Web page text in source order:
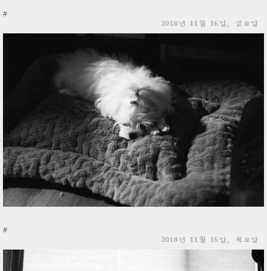
#
2018년 11월 16일, 금요일
#
2018년 11월 15일, 목요일